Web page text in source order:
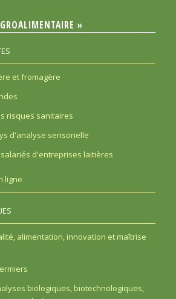
»
et fromagère
risques sanitaires
d'analyse sensorielle
d'entreprises laitières
ligne
alimentation, innovation et maîtrise
biologiques, biotechnologiques,